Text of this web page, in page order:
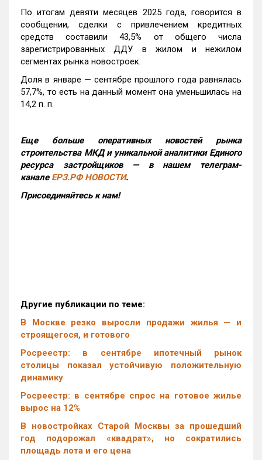
По итогам девяти месяцев 2025 года, говорится в
сообщении, сделки с привлечением кредитных
средств составили 43,5% от общего числа
зарегистрированных ДДУ в жилом и нежилом
сегментах рынка новостроек.
Доля в январе — сентябре прошлого года равнялась
57,7%, то есть на данный момент она уменьшилась на
14,2 п. п.
Еще больше оперативных новостей рынка
строительства МКД и уникальной аналитики Единого
ресурса застройщиков — в нашем телеграм-
канале ЕРЗ.РФ НОВОСТИ.
Присоединяйтесь к нам!
Другие публикации по теме:
В Москве резко выросли продажи жилья — и
строящегося, и готового
Росреестр: в сентябре ипотечный рынок
столицы показал устойчивую положительную
динамику
Росреестр: в сентябре спрос на готовое жилье
вырос на 12%
В новостройках Старой Москвы за прошедший
год подорожал «квадрат», но сократились
площадь лота и его цена